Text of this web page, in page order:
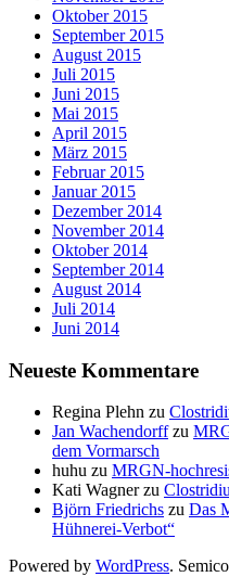
Oktober 2015
September 2015
August 2015
Juli 2015
Juni 2015
Mai 2015
April 2015
März 2015
Februar 2015
Januar 2015
Dezember 2014
November 2014
Oktober 2014
September 2014
August 2014
Juli 2014
Juni 2014
Neueste Kommentare
Regina Plehn zu
Jan Wachendorffzu
dem Vormarsch
huhu zu MRGN-
Kati Wagnerzu
Björn Friedrichs zu Das
Hühnerei-Verbot“
Powered by WordPress.